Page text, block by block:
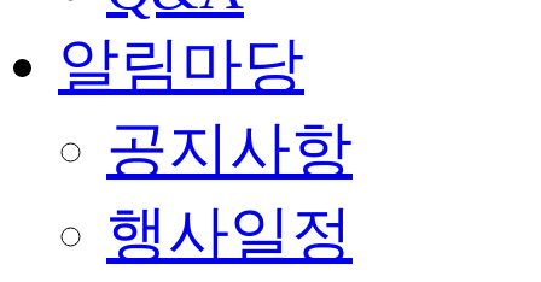
알림마당
공지사항
행사일정